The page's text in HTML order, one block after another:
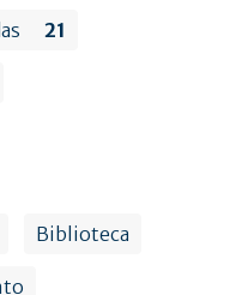
21
Biblioteca